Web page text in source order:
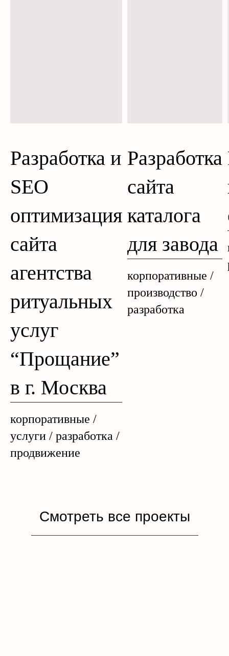
Разработка и
SEO
оптимизация
сайта
агентства
ритуальных
услуг
“Прощание”
в г. Москва
корпоративные /
услуги / разработка /
продвижение
Разработка
сайта
каталога
для завода
корпоративные /
производство /
разработка
Смотреть все проекты